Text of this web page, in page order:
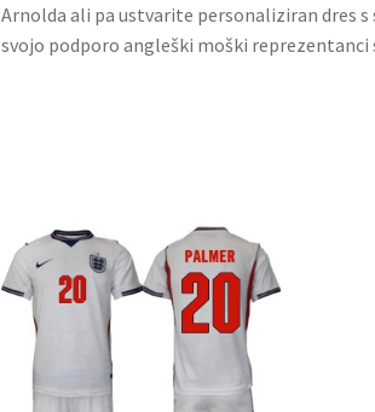
Arnolda ali pa ustvarite personaliziran dres
svojo podporo angleški moški